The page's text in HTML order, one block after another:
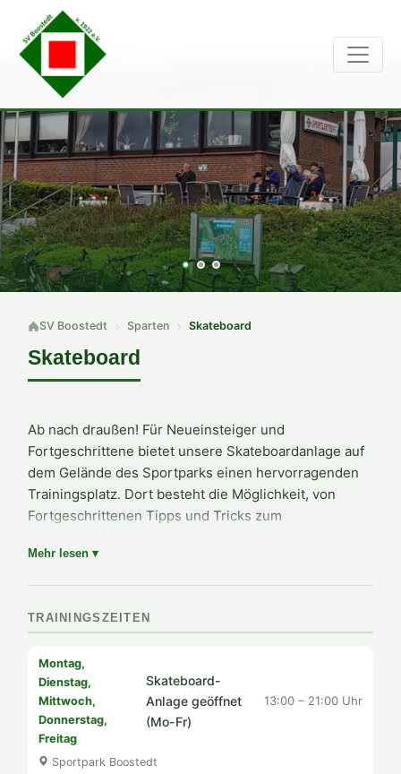
SV Boostedt Sparten Skateboard
Skateboard
Ab nach draußen! Für Neueinsteiger und
Fortgeschrittene bietet unsere Skateboardanlage auf
dem Gelände des Sportparks einen hervorragenden
Trainingsplatz. Dort besteht die Möglichkeit, von
Fortgeschrittenen Tipps und Tricks zum
Jugendlichen. Die Anlage ist in der Saison täglich
geöffnet.
Einfach Skateboard schnappen und vorbeikommen!
Mehr lesen ▾
TRAININGSZEITEN
Montag,
Dienstag,
Mittwoch,
Donnerstag,
Freitag
Skateboard-
Anlage geöffnet
(Mo-Fr)
13:00 – 21:00 Uhr
Sportpark Boostedt